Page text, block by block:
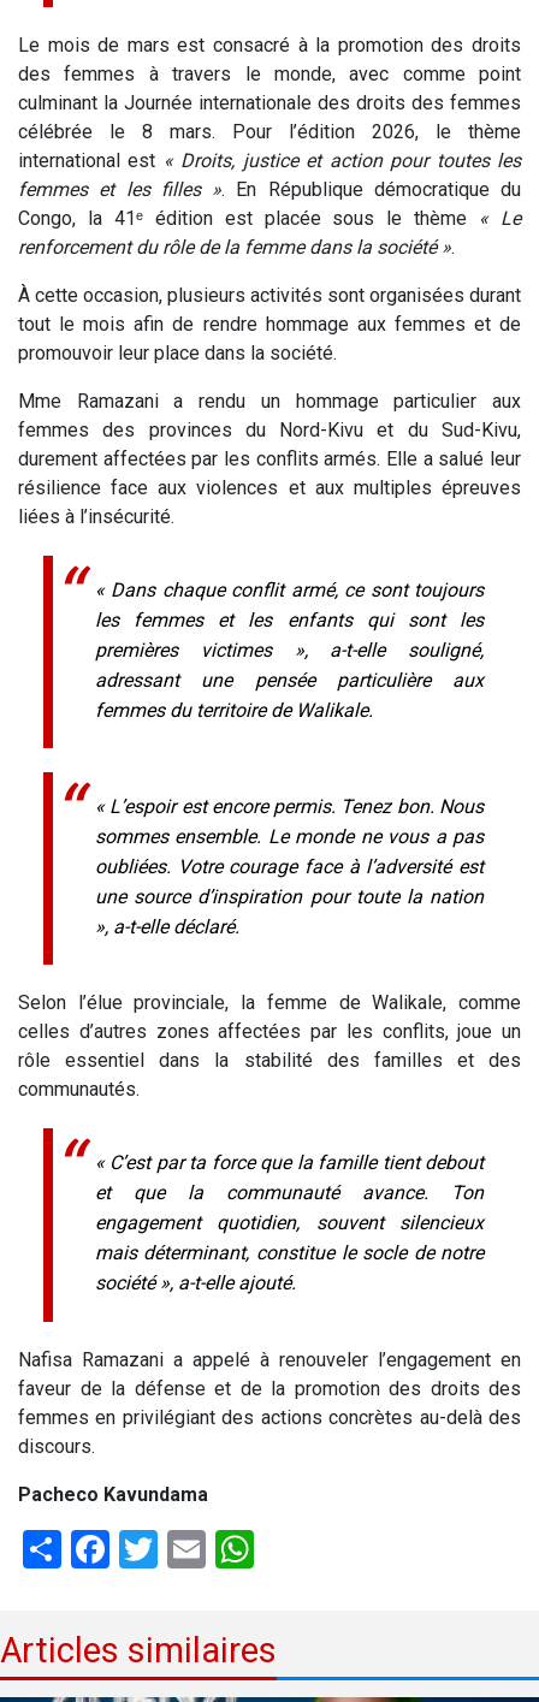
Le mois de mars est consacré à la promotion des droits
des femmes à travers le monde, avec comme point
culminant la Journée internationale des droits des femmes
célébrée le 8 mars. Pour l’édition 2026, le thème
international est « Droits, justice et action pour toutes les
femmes et les filles ». En République démocratique du
Congo, la 41ᵉ édition est placée sous le thème « Le
renforcement du rôle de la femme dans la société ».
À cette occasion, plusieurs activités sont organisées durant
tout le mois afin de rendre hommage aux femmes et de
promouvoir leur place dans la société.
Mme Ramazani a rendu un hommage particulier aux
femmes des provinces du Nord-Kivu et du Sud-Kivu,
durement affectées par les conflits armés. Elle a salué leur
résilience face aux violences et aux multiples épreuves
liées à l’insécurité.
« Dans chaque conflit armé, ce sont toujours
les femmes et les enfants qui sont les
premières victimes », a-t-elle souligné,
adressant une pensée particulière aux
femmes du territoire de Walikale.
« L’espoir est encore permis. Tenez bon. Nous
sommes ensemble. Le monde ne vous a pas
oubliées. Votre courage face à l’adversité est
une source d’inspiration pour toute la nation
», a-t-elle déclaré.
Selon l’élue provinciale, la femme de Walikale, comme
celles d’autres zones affectées par les conflits, joue un
rôle essentiel dans la stabilité des familles et des
communautés.
« C’est par ta force que la famille tient debout
et que la communauté avance. Ton
engagement quotidien, souvent silencieux
mais déterminant, constitue le socle de notre
société », a-t-elle ajouté.
Nafisa Ramazani a appelé à renouveler l’engagement en
faveur de la défense et de la promotion des droits des
femmes en privilégiant des actions concrètes au-delà des
discours.
Pacheco Kavundama
ShareFacebook
Twitter
Email
Articles similaires